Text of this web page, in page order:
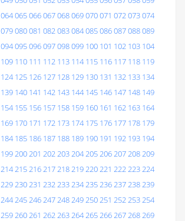
064065066067068069070071 072073074
079080081 082083084085086087088089
094095096097098099 100 101 102 103 104
109 110 111 112 113 114 115 116 117 118 119
124 125 126 127 128 129 130 131 132 133 134
139 140 141 142 143 144 145 146 147 148 149
154 155 156 157 158 159 160 161 162 163 164
169 170 171 172 173 174 175 176 177 178 179
184 185 186 187 188 189 190 191 192 193 194
199200201 202203204205206207208209
214215216217218219220221 222223224
229230231 232233234235236237238239
244245246247248249250251 252253254
259260261 262263264265266267268269